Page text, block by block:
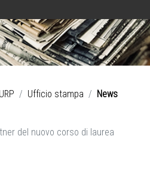
Ufficio stampa News
del nuovo corso di laurea